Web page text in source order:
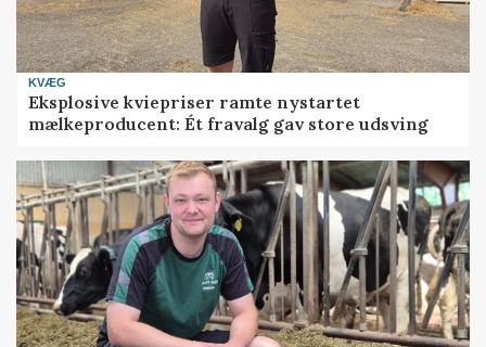
KVÆG
Eksplosive kviepriser ramte nystartet
mælkeproducent: Ét fravalg gav store udsving